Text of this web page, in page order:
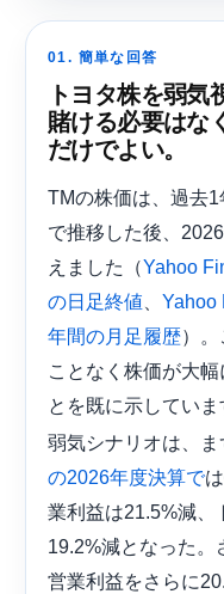
01. 簡単な回答
トヨタ株を弱気
賭ける必要はな
だけでよい。
TMの株価は、過去
で推移した後、
えました（Yahoo
の日足終値
Yahoo
年間の月足履歴）
ことなく株価が大
とを既に示していま
弱気シナリオは、ま
の2026年度決算で
業利益は21.5%減、
19.2%減となった
営業利益をさらに